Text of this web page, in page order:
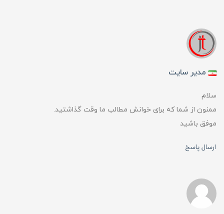
مدیر سایت
سلام
ممنون از شما که برای خوانش مطالب ما وقت گذاشتید.
موفق باشید
ارسال پاسخ